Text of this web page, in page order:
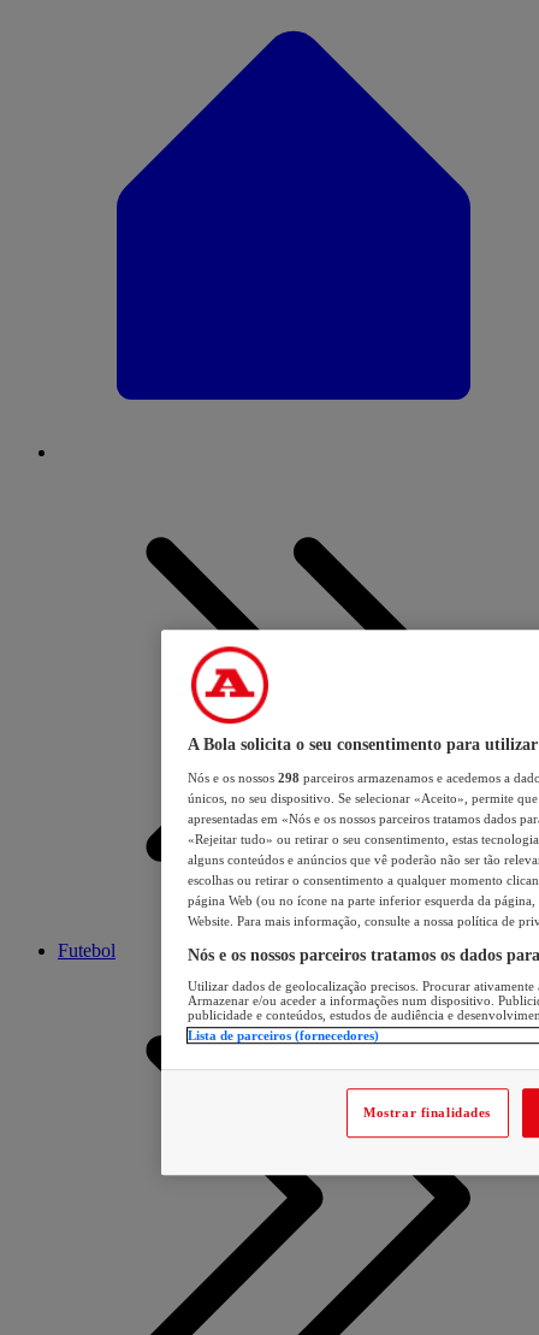
Futebol
A Bola solicita o seu consentimento para utilizar
Nós e os nossos 298 parceiros armazenamos e acedemos a
únicos, no seu dispositivo. Se selecionar «Aceito», permite
apresentadas em «Nós e os nossos parceiros tratamos dados
«Rejeitar tudo» ou retirar o seu consentimento, estas
alguns conteúdos e anúncios que vê poderão não ser tão
escolhas ou retirar o consentimento a qualquer momento
página Web (ou no ícone na parte inferior esquerda da página,
Website. Para mais informação, consulte a nossa política de
Nós e os nossos parceiros tratamos os dados
Utilizar dados de geolocalização precisos. Procurar
Armazenar e/ou aceder a informações num dispositivo.
publicidade e conteúdos, estudos de audiência e
Lista de parceiros (fornecedores)
Mostrar finalidades